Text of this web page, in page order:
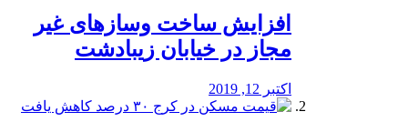
افزایش ساخت وسازهای غیر
مجاز در خیابان زیبادشت
اکتبر 12, 2019